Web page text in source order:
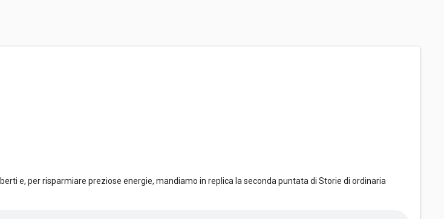
e, per risparmiare preziose energie, mandiamo in replica la seconda puntata di Storie di ordinaria